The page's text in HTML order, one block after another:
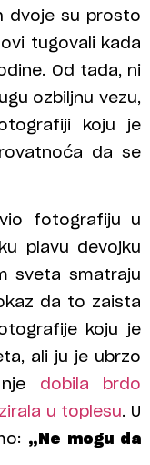
dvoje su prosto
tugovali kada
Od tada, ni
ozbiljnu vezu,
koju je
da se
fotografiju u
plavu devojku
sveta smatraju
da to zaista
koju je
ali ju je ubrzo
dobila brdo
u toplesu. U
„Ne mogu da